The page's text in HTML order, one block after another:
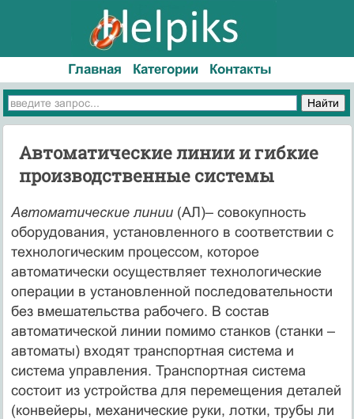
Главная Категории Контакты
Автоматические линии и гибкие
производственные системы
Автоматические линии(АЛ)– совокупность
оборудования, установленного в соответствии с
технологическим процессом, которое
автоматически осуществляет технологические
операции в установленной последовательности
без вмешательства рабочего. В состав
автоматической линии помимо станков (станки –
автоматы) входят транспортная система и
система управления. Транспортная система
состоит из устройства для перемещения деталей
(конвейеры, механические руки, лотки, трубы ли